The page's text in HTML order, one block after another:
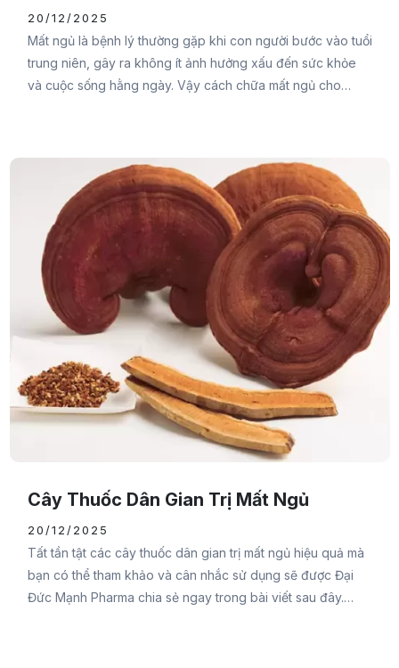
20/12/2025
Mất ngủ là bệnh lý thường gặp khi con người bước vào tuổi
trung niên, gây ra không ít ảnh hưởng xấu đến sức khỏe
và cuộc sống hằng ngày. Vậy cách chữa mất ngủ cho
Cây Thuốc Dân Gian Trị Mất Ngủ
20/12/2025
Tất tần tật các cây thuốc dân gian trị mất ngủ hiệu quả mà
bạn có thể tham khảo và cân nhắc sử dụng sẽ được Đại
Đức Mạnh Pharma chia sẻ ngay trong bài viết sau đây.